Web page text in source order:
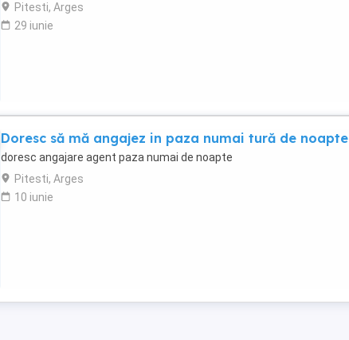
Pitesti, Arges
29 iunie
Doresc să mă angajez in paza numai tură de noapte
doresc angajare agent paza numai de noapte
Pitesti, Arges
10 iunie